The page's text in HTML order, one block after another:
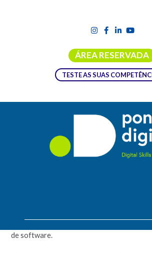
ÁREA RESERVADA
TESTE AS SUAS
A área de Software Testing e Quality
de software.